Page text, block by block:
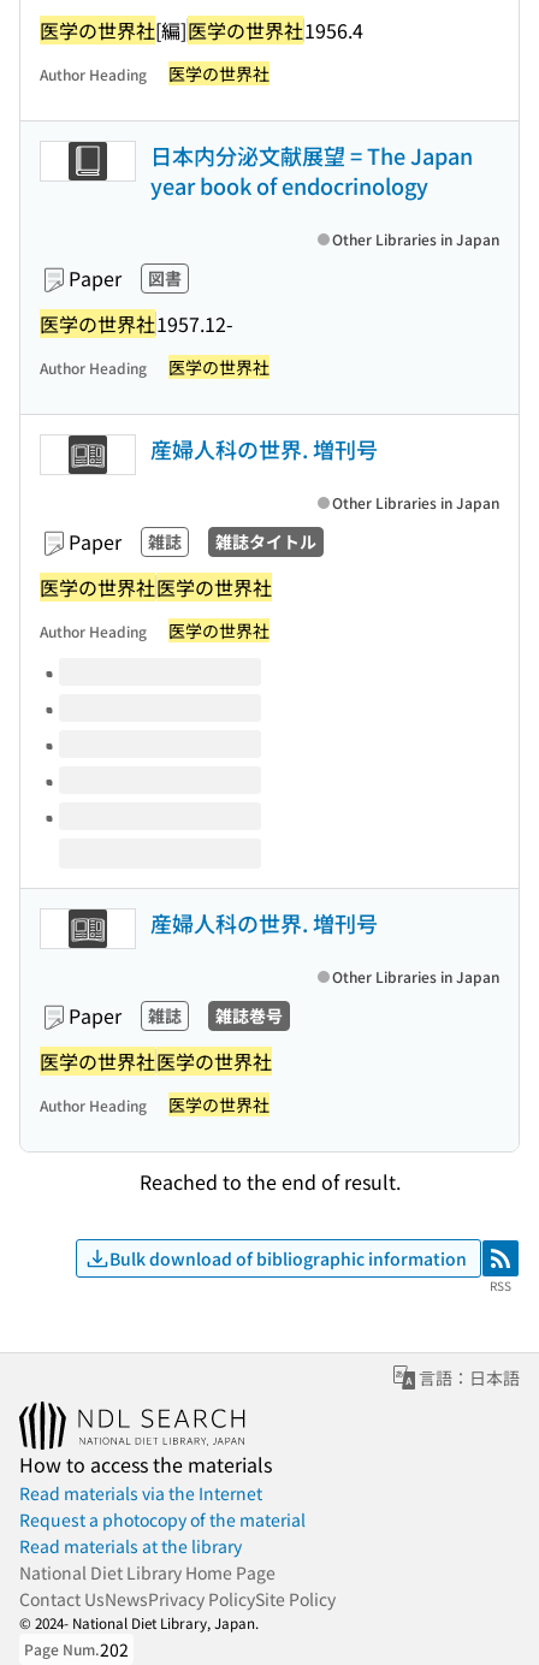
医学の世界社[編]医学の世界社1956.4
Author Heading 医学の世界社
日本内分泌文献展望 = The Japan
year book of endocrinology
Paper 図書
医学の世界社1957.12-
Other Libraries in Japan
Author Heading 医学の世界社
産婦人科の世界. 増刊号
Paper 雑誌 雑誌タイトル
医学の世界社医学の世界社
Other Libraries in Japan
Author Heading 医学の世界社
Volumes of this title
産婦人科の世界. 増刊号
Paper 雑誌 雑誌巻号
医学の世界社医学の世界社
Other Libraries in Japan
Author Heading 医学の世界社
Reached to the end of result.
Bulk download of bibliographic information RSS
RSS
言語：日本語
How to access the materials
Read materials via the Internet
Request a photocopy of the material
Read materials at the library
National Diet Library Home Page
Contact UsNewsPrivacy PolicySite Policy
© 2024- National Diet Library, Japan.
Page Num.202